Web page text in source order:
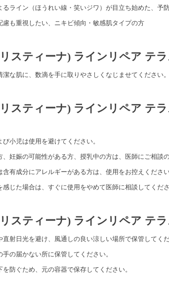
るライン（ほうれい線・笑いジワ）が目立ち始めた、予
慮も重視したい、ニキビ傾向・敏感肌タイプの方
スティーナ) ラインリペア テ
潔な肌に、数滴を手に取りやさしくなじませてください。
スティーナ) ラインリペア テ
び小児は使用を避けてください。
、妊娠の可能性がある方、授乳中の方は、医師にご相談
含有成分にアレルギーがある方は、使用をお控えください
感じた場合は、すぐに使用をやめて医師に相談してくださ
スティーナ) ラインリペア テ
直射日光を避け、風通しの良い涼しい場所で保管してくだ
手の届かない所に保管してください。
を防ぐため、元の容器で保存してください。